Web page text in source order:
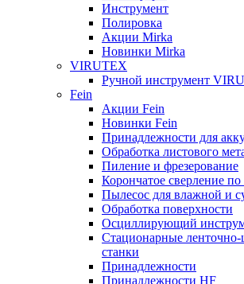
Инструмент
Полировка
Акции Mirka
Новинки Mirka
VIRUTEX
Ручной инструмент
Fein
Акции Fein
Новинки Fein
Принадлежности для
Обработка листового
Пиление и фрезерование
Корончатое сверление по
Пылесос для влажной и
Обработка поверхности
Осциллирующий
Стационарные
станки
Принадлежности
Принадлежности HF